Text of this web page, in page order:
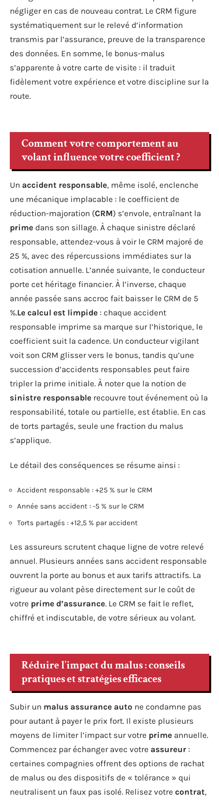
négliger en cas de nouveau contrat. Le CRM figure
systématiquement sur le relevé d’information
transmis par l’assurance, preuve de la transparence
des données. En somme, le bonus-malus
s’apparente à votre carte de visite : il traduit
fidèlement votre expérience et votre discipline sur la
route.
Comment votre comportement au
volant influence votre coefficient ?
Un accident responsable, même isolé, enclenche
une mécanique implacable : le coefficient de
réduction-majoration (CRM) s’envole, entraînant la
prime dans son sillage. À chaque sinistre déclaré
responsable, attendez-vous à voir le CRM majoré de
25 %, avec des répercussions immédiates sur la
cotisation annuelle. L’année suivante, le conducteur
porte cet héritage financier. À l’inverse, chaque
année passée sans accroc fait baisser le CRM de 5
%.Le calcul est limpide : chaque accident
responsable imprime sa marque sur l’historique, le
coefficient suit la cadence. Un conducteur vigilant
voit son CRM glisser vers le bonus, tandis qu’une
succession d’accidents responsables peut faire
tripler la prime initiale. À noter que la notion de
sinistre responsable recouvre tout événement où la
responsabilité, totale ou partielle, est établie. En cas
de torts partagés, seule une fraction du malus
s’applique.
Le détail des conséquences se résume ainsi :
Accident responsable : +25 % sur le CRM
Année sans accident : -5 % sur le CRM
Torts partagés : +12,5 % par accident
Les assureurs scrutent chaque ligne de votre relevé
annuel. Plusieurs années sans accident responsable
ouvrent la porte au bonus et aux tarifs attractifs. La
rigueur au volant pèse directement sur le coût de
votre prime d’assurance. Le CRM se fait le reflet,
chiffré et indiscutable, de votre sérieux au volant.
Réduire l’impact du malus : conseils
pratiques et stratégies efficaces
Subir un malus assurance auto ne condamne pas
pour autant à payer le prix fort. Il existe plusieurs
moyens de limiter l’impact sur votre prime annuelle.
Commencez par échanger avec votre assureur :
certaines compagnies offrent des options de rachat
de malus ou des dispositifs de « tolérance » qui
neutralisent un faux pas isolé. Relisez votre contrat,